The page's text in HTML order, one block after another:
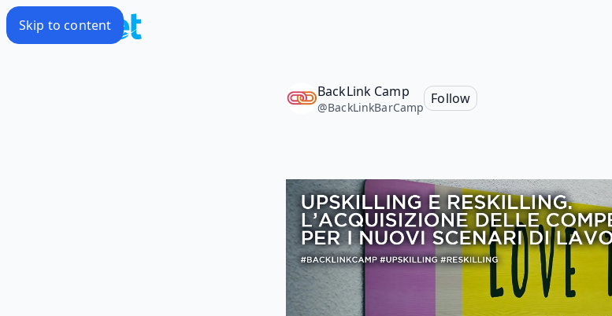
Skip to content
BackLink Camp
@BackLinkBarCamp
Follow